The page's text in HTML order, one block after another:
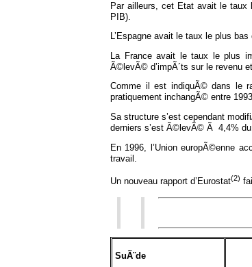
Par ailleurs, cet Etat avait le taux
PIB).
L’Espagne avait le taux le plus bas
La France avait le taux le plus
Ã©levÃ© d’impÃ´ts sur le revenu
Comme il est indiquÃ© dans le
pratiquement inchangÃ© entre
Sa structure s’est cependant
derniers s’est Ã©levÃ© Ã 4,4%
En 1996, l’Union europÃ©enne
travail.
Un nouveau rapport d’Eurostat(2)
SuÃ¨de